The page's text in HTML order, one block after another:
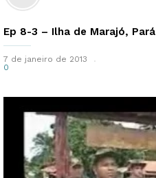
Ep 8-3 – Ilha de Marajó, Pará
7 de janeiro de 2013
0